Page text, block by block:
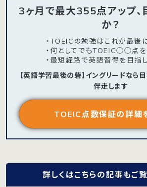
3ヶ月で最大355点アップ、
か？
・TOEICの勉強はこれが最後
・何としてでもTOEIC◯◯点を
・最短経路で英語習得を目指
【英語学習最後の砦】イングリードなら
伴走します
TOEIC点数保証の詳細
詳しくはこちらの記事もご